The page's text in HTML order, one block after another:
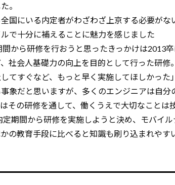
。
国にいる内定者がわざわざ上京する必要が
で十分に補えることに魅力を感じました
から研修を行おうと思ったきっかけは2013
社会人基礎力の向上を目的として行った研
てすぐなど、もっと早く実施してほしかった
象だと思いますが、多くのエンジニアは自
その研修を通して、働くうえで大切なことは
期間から研修を実施しようと決め、モバイ
の教育手段に比べると知識も刷り込まれやす